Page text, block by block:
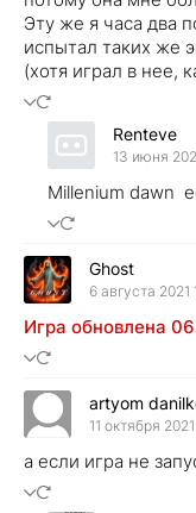
Эту же я часа два
испытал таких же
(хотя играл в нее,
Renteve
13 июня
Millenium dawn
Ghost
6 августа 2021
Игра обновлена
artyom
11 октября
а если игра не